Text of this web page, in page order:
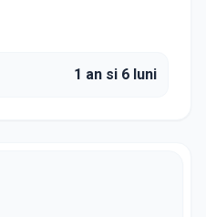
1 an si 6 luni